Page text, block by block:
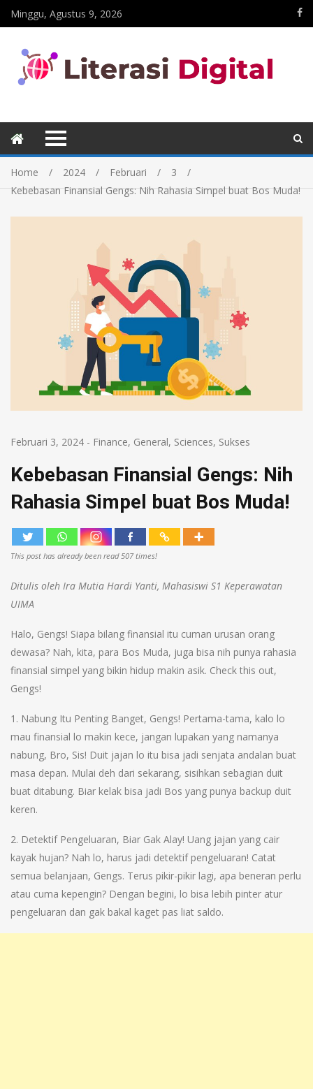
Minggu, Agustus 9, 2026
Home 2024 Februari
3
Kebebasan Finansial Gengs: Nih Rahasia Simpel buat Bos Muda!
Februari 3, 2024 - Finance, General, Sciences, Sukses
Kebebasan Finansial Gengs: Nih
Rahasia Simpel buat Bos Muda!
This post has already been read 507 times!
Ditulis oleh Ira Mutia Hardi Yanti, Mahasiswi S1 Keperawatan
UIMA
Halo, Gengs! Siapa bilang finansial itu cuman urusan orang
dewasa? Nah, kita, para Bos Muda, juga bisa nih punya rahasia
finansial simpel yang bikin hidup makin asik. Check this out,
Gengs!
1. Nabung Itu Penting Banget, Gengs! Pertama-tama, kalo lo
mau finansial lo makin kece, jangan lupakan yang namanya
nabung, Bro, Sis! Duit jajan lo itu bisa jadi senjata andalan buat
masa depan. Mulai deh dari sekarang, sisihkan sebagian duit
buat ditabung. Biar kelak bisa jadi Bos yang punya backup duit
keren.
2. Detektif Pengeluaran, Biar Gak Alay! Uang jajan yang cair
kayak hujan? Nah lo, harus jadi detektif pengeluaran! Catat
semua belanjaan, Gengs. Terus pikir-pikir lagi, apa beneran perlu
atau cuma kepengin? Dengan begini, lo bisa lebih pinter atur
pengeluaran dan gak bakal kaget pas liat saldo.